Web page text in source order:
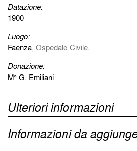
Datazione:
1900
Luogo:
Faenza,Ospedale Civile.
Donazione:
M° G. Emiliani
Ulteriori informazioni
Informazioni da